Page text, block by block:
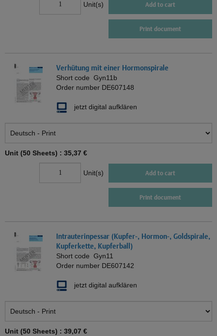
Unit(s) Add to cart
Print document
Verhütung mit einer Hormonspirale
Short code Gyn11b
Order number DE607148
jetzt digital aufklären
Unit (50 Sheets) : 35,37 €
Unit(s) Add to cart
Print document
Intrauterinpessar (Kupfer-, Hormon-, Goldspirale,
Kupferkette, Kupferball)
Short code Gyn11
Order number DE607142
jetzt digital aufklären
Unit (50 Sheets) : 39,07 €